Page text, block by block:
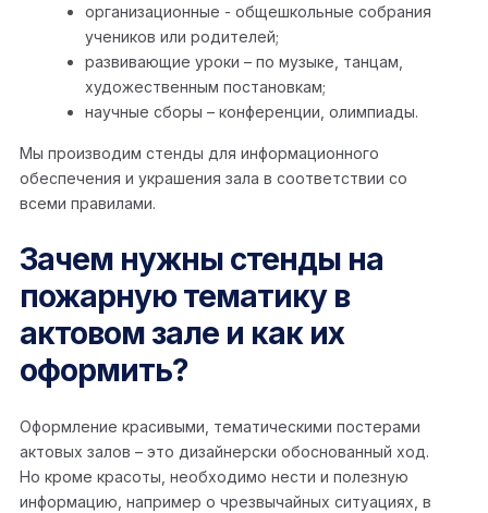
организационные - общешкольные собрания
учеников или родителей;
развивающие уроки – по музыке, танцам,
художественным постановкам;
научные сборы – конференции, олимпиады.
Мы производим стенды для информационного
обеспечения и украшения зала в соответствии со
всеми правилами.
Зачем нужны стенды на
пожарную тематику в
актовом зале и как их
оформить?
Оформление красивыми, тематическими постерами
актовых залов – это дизайнерски обоснованный ход.
Но кроме красоты, необходимо нести и полезную
информацию, например о чрезвычайных ситуациях, в